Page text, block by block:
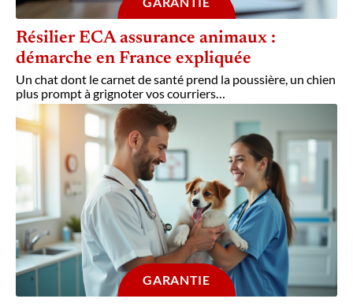
Résilier ECA assurance animaux :
démarche en France expliquée
Un chat dont le carnet de santé prend la poussière, un chien
plus prompt à grignoter vos courriers
GARANTIE